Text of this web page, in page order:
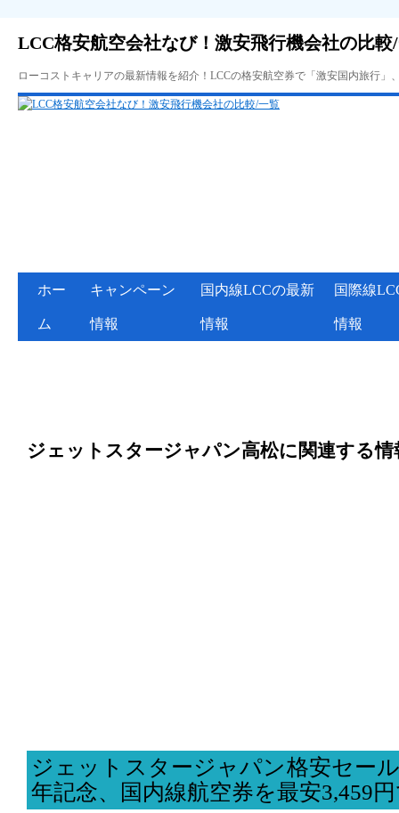
LCC格安航空会社なび！激安飛行機会社の比較
ローコストキャリアの最新情報を紹介！LCCの格安航空券で「激安国内旅行
ホー
ム
キャンペーン
情報
国内線LCCの最新
情報
国際線
情報
ジェットスタージャパン高松に関連する情
ジェットスタージャパン格安セー
年記念、国内線航空券を最安3,459